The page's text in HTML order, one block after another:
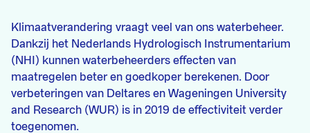
Klimaatverandering vraagt veel van ons waterbeheer.
Dankzij het Nederlands Hydrologisch Instrumentarium
(NHI) kunnen waterbeheerders effecten van
maatregelen beter en goedkoper berekenen. Door
verbeteringen van Deltares en Wageningen University
and Research (WUR) is in 2019 de effectiviteit verder
toegenomen.